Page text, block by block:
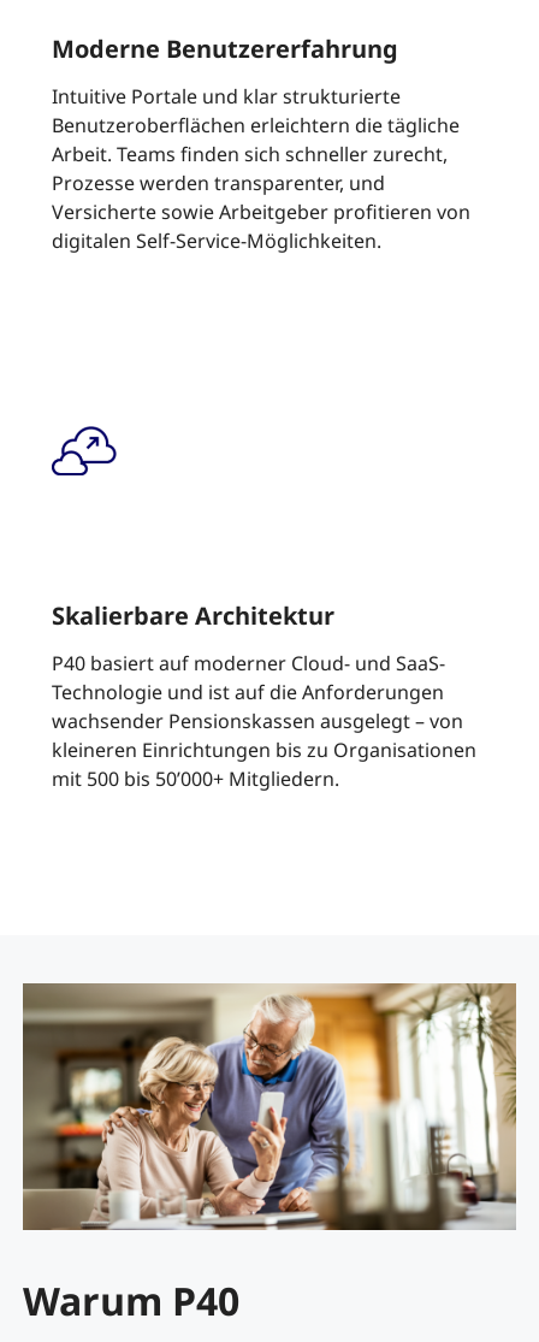
Moderne Benutzererfahrung
Intuitive Portale und klar strukturierte
Benutzeroberflächen erleichtern die tägliche
Arbeit. Teams finden sich schneller zurecht,
Prozesse werden transparenter, und
Versicherte sowie Arbeitgeber profitieren von
digitalen Self-Service-Möglichkeiten.
Skalierbare Architektur
P40 basiert auf moderner Cloud- und SaaS-
Technologie und ist auf die Anforderungen
wachsender Pensionskassen ausgelegt – von
kleineren Einrichtungen bis zu Organisationen
mit 500 bis 50’000+ Mitgliedern.
Warum P40